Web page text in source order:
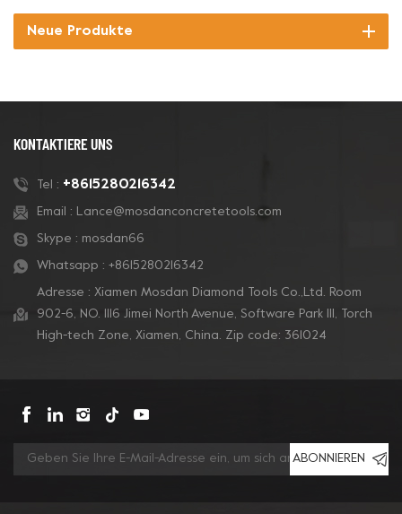
Neue Produkte
KONTAKTIERE UNS
Tel : +8615280216342
Email : Lance@mosdanconcretetools.com
Skype : mosdan66
Whatsapp : +8615280216342
Adresse : Xiamen Mosdan Diamond Tools Co.,Ltd. Room
902-6, NO. 1116 Jimei North Avenue, Software Park Ill, Torch
High-tech Zone, Xiamen, China. Zip code: 361024
ABONNIEREN